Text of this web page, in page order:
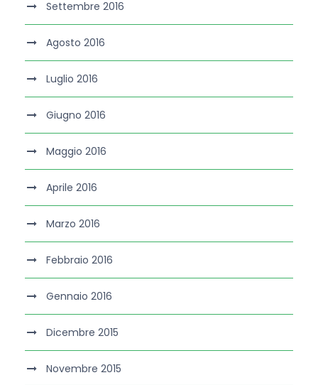
Settembre 2016
Agosto 2016
Luglio 2016
Giugno 2016
Maggio 2016
Aprile 2016
Marzo 2016
Febbraio 2016
Gennaio 2016
Dicembre 2015
Novembre 2015